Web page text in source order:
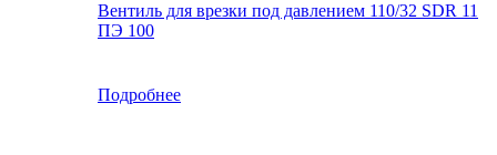
Вентиль для врезки под давлением 110/32 SDR 11
ПЭ 100
Подробнее